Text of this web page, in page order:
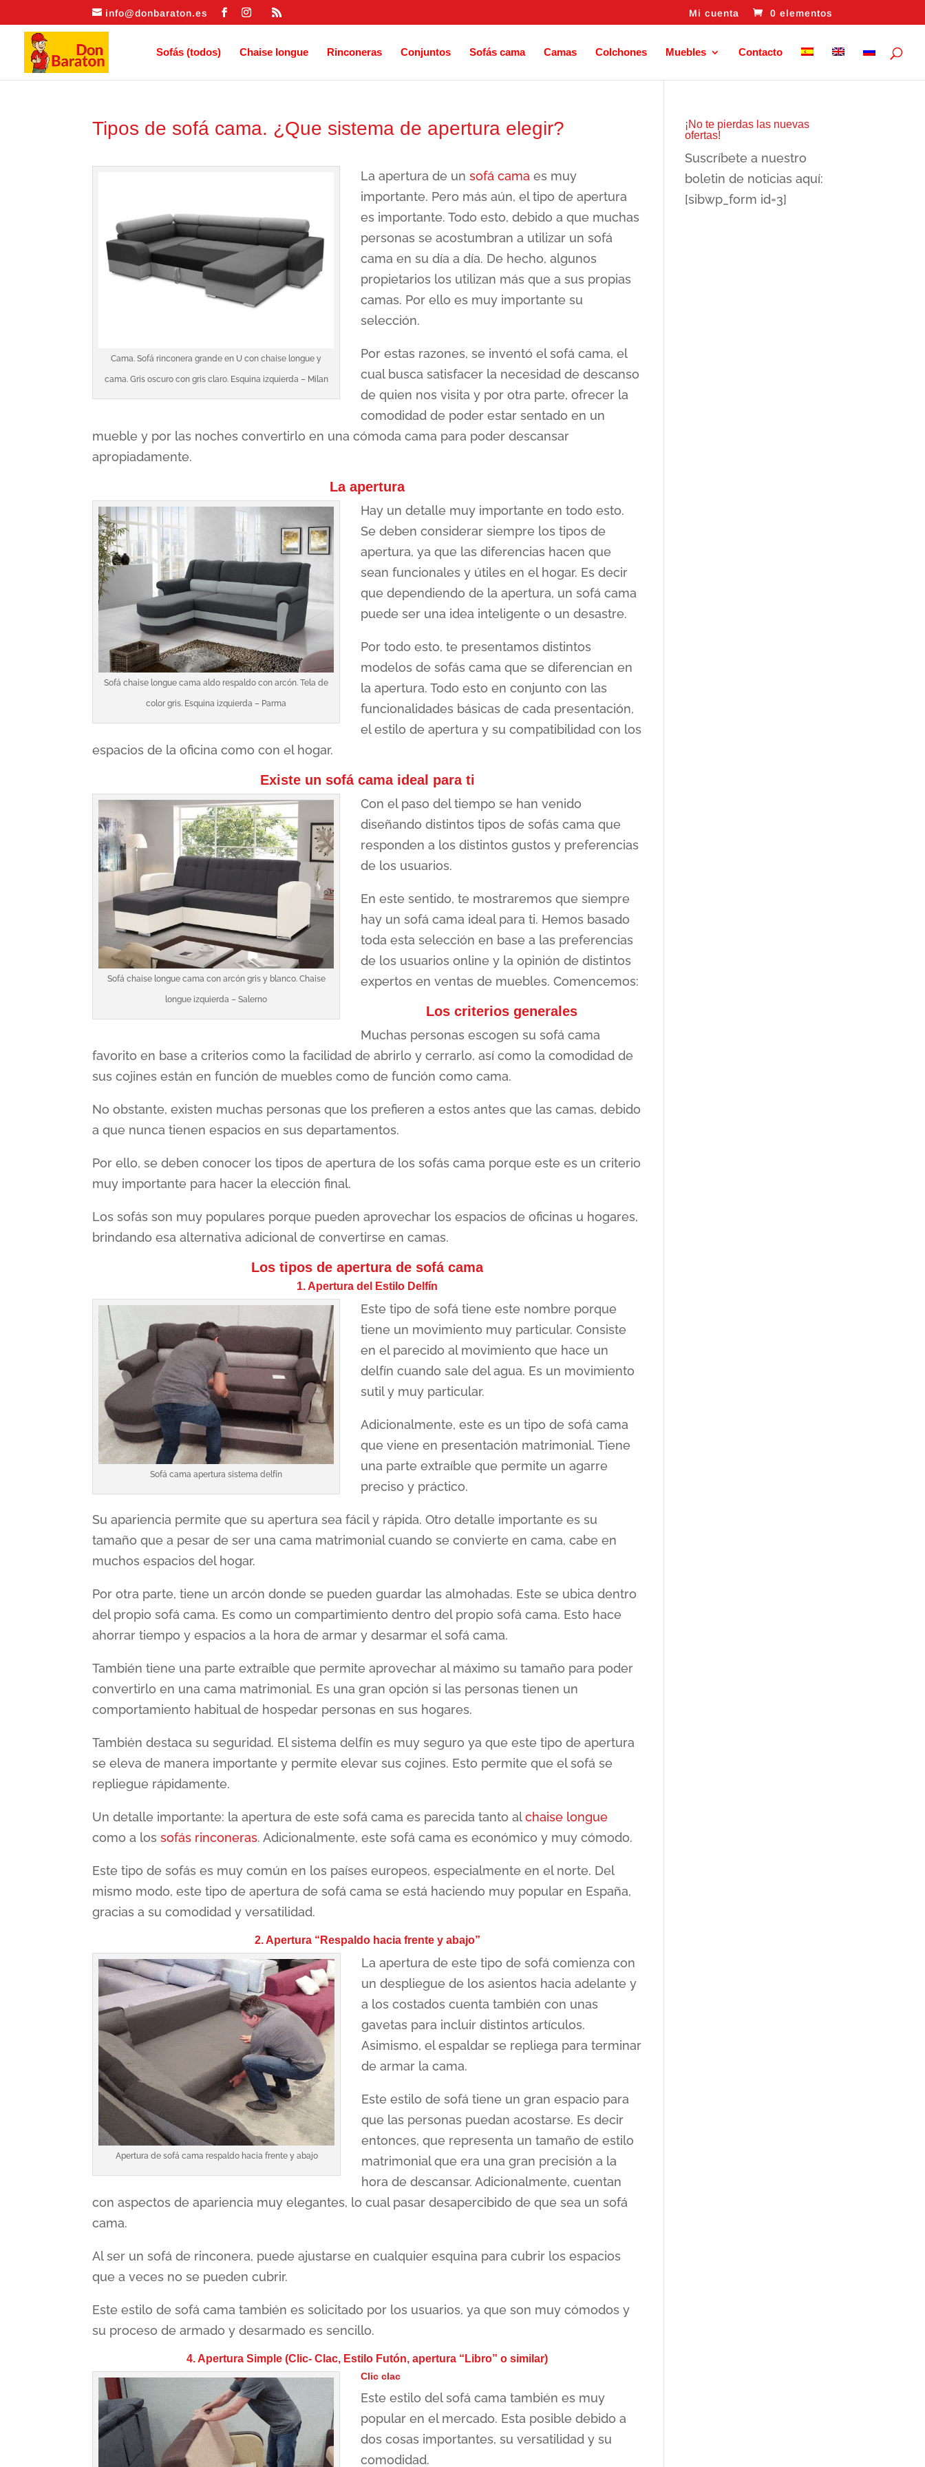
info@donbaraton.es Mi cuenta 0 elementos
Sofás (todos) Chaise longue Rinconeras Conjuntos Sofás cama Camas Colchones Muebles Contacto
Tipos de sofá cama. ¿Que sistema de apertura elegir?
Cama. Sofá rinconera grande en U con chaise longue y
cama. Gris oscuro con gris claro. Esquina izquierda – Milan
La apertura de unsofá cama es muy
importante. Pero más aún, el tipo de apertura
es importante. Todo esto, debido a que muchas
personas se acostumbran a utilizar un sofá
cama en su día a día. De hecho, algunos
propietarios los utilizan más que a sus propias
camas. Por ello es muy importante su
selección.
Por estas razones, se inventó el sofá cama, el
cual busca satisfacer la necesidad de descanso
de quien nos visita y por otra parte, ofrecer la
comodidad de poder estar sentado en un
mueble y por las noches convertirlo en una cómoda cama para poder descansar
apropiadamente.
La apertura
Sofá chaise longue cama aldo respaldo con arcón. Tela de
color gris. Esquina izquierda – Parma
Hay un detalle muy importante en todo esto.
Se deben considerar siempre los tipos de
apertura, ya que las diferencias hacen que
sean funcionales y útiles en el hogar. Es decir
que dependiendo de la apertura, un sofá cama
puede ser una idea inteligente o un desastre.
Por todo esto, te presentamos distintos
modelos de sofás cama que se diferencian en
la apertura. Todo esto en conjunto con las
funcionalidades básicas de cada presentación,
el estilo de apertura y su compatibilidad con los
espacios de la oficina como con el hogar.
Existe un sofá cama ideal para ti
Sofá chaise longue cama con arcón gris y blanco. Chaise
longue izquierda – Salerno
Con el paso del tiempo se han venido
diseñando distintos tipos de sofás cama que
responden a los distintos gustos y preferencias
de los usuarios.
En este sentido, te mostraremos que siempre
hay un sofá cama ideal para ti. Hemos basado
toda esta selección en base a las preferencias
de los usuarios online y la opinión de distintos
expertos en ventas de muebles. Comencemos:
Los criterios generales
Muchas personas escogen su sofá cama
favorito en base a criterios como la facilidad de abrirlo y cerrarlo, así como la comodidad de
sus cojines están en función de muebles como de función como cama.
No obstante, existen muchas personas que los prefieren a estos antes que las camas, debido
a que nunca tienen espacios en sus departamentos.
Por ello, se deben conocer los tipos de apertura de los sofás cama porque este es un criterio
muy importante para hacer la elección final.
Los sofás son muy populares porque pueden aprovechar los espacios de oficinas u hogares,
brindando esa alternativa adicional de convertirse en camas.
Los tipos de apertura de sofá cama
1. Apertura del Estilo Delfín
Sofá cama apertura sistema delfín
Este tipo de sofá tiene este nombre porque
tiene un movimiento muy particular. Consiste
en el parecido al movimiento que hace un
delfín cuando sale del agua. Es un movimiento
sutil y muy particular.
Adicionalmente, este es un tipo de sofá cama
que viene en presentación matrimonial. Tiene
una parte extraíble que permite un agarre
preciso y práctico.
Su apariencia permite que su apertura sea fácil y rápida. Otro detalle importante es su
tamaño que a pesar de ser una cama matrimonial cuando se convierte en cama, cabe en
muchos espacios del hogar.
Por otra parte, tiene un arcón donde se pueden guardar las almohadas. Este se ubica dentro
del propio sofá cama. Es como un compartimiento dentro del propio sofá cama. Esto hace
ahorrar tiempo y espacios a la hora de armar y desarmar el sofá cama.
También tiene una parte extraíble que permite aprovechar al máximo su tamaño para poder
convertirlo en una cama matrimonial. Es una gran opción si las personas tienen un
comportamiento habitual de hospedar personas en sus hogares.
También destaca su seguridad. El sistema delfín es muy seguro ya que este tipo de apertura
se eleva de manera importante y permite elevar sus cojines. Esto permite que el sofá se
repliegue rápidamente.
Un detalle importante: la apertura de este sofá cama es parecida tanto alchaise longue
como a lossofás rinconeras. Adicionalmente, este sofá cama es económico y muy cómodo.
Este tipo de sofás es muy común en los países europeos, especialmente en el norte. Del
mismo modo, este tipo de apertura de sofá cama se está haciendo muy popular en España,
gracias a su comodidad y versatilidad.
2. Apertura “Respaldo hacia frente y abajo”
Apertura de sofá cama respaldo hacia frente y abajo
La apertura de este tipo de sofá comienza con
un despliegue de los asientos hacia adelante y
a los costados cuenta también con unas
gavetas para incluir distintos artículos.
Asimismo, el espaldar se repliega para terminar
de armar la cama.
Este estilo de sofá tiene un gran espacio para
que las personas puedan acostarse. Es decir
entonces, que representa un tamaño de estilo
matrimonial que era una gran precisión a la
hora de descansar. Adicionalmente, cuentan
con aspectos de apariencia muy elegantes, lo cual pasar desapercibido de que sea un sofá
cama.
Al ser un sofá de rinconera, puede ajustarse en cualquier esquina para cubrir los espacios
que a veces no se pueden cubrir.
Este estilo de sofá cama también es solicitado por los usuarios, ya que son muy cómodos y
su proceso de armado y desarmado es sencillo.
4. Apertura Simple (Clic- Clac, Estilo Futón, apertura “Libro” o similar)
Clic clac
Este estilo del sofá cama también es muy
popular en el mercado. Esta posible debido a
dos cosas importantes, su versatilidad y su
comodidad.
¡No te pierdas las nuevas
ofertas!
Suscríbete a nuestro
boletin de noticias aquí:
[sibwp_form id=3]